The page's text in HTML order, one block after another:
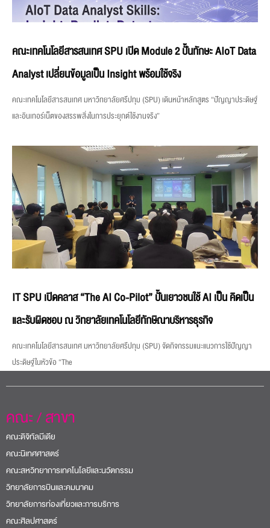
คณะเทคโนโลยีสารสนเทศ SPU เปิด Module 2 ปั้นทักษะ AIoT Data
Analyst เปลี่ยนข้อมูลเป็น Insight พร้อมใช้จริง
คณะเทคโนโลยีสารสนเทศ มหาวิทยาลัยศรีปทุม (SPU) เดินหน้าหลักสูตร “ปัญญาประดิษฐ์
และอินเทอร์เน็ตของสรรพสิ่งในการประยุกต์ใช้งานจริง”
IT SPU เปิดคลาส “The AI Co-Pilot” ปั้นเยาวชนใช้ AI เป็น คิดเป็น
และรับผิดชอบ ณ วิทยาลัยเทคโนโลยีทักษิณาบริหารธุรกิจ
คณะเทคโนโลยีสารสนเทศ มหาวิทยาลัยศรีปทุม (SPU) จัดกิจกรรมแนะแนวการใช้ปัญญา
ประดิษฐ์ในหัวข้อ “The
คณะ / สาขา
คณะดิจิทัลมีเดีย
คณะนิเทศศาสตร์
คณะสหวิทยาการเทคโนโลยีและนวัตกรรม
วิทยาลัยการบินและคมนาคม
วิทยาลัยการท่องเที่ยวและการบริการ
คณะศิลปศาสตร์